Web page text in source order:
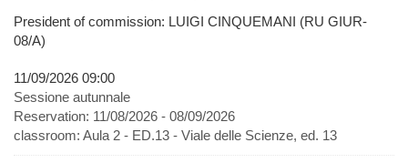
President of commission: LUIGI CINQUEMANI (RU GIUR-
08/A)
11/09/2026 09:00
Sessione autunnale
Reservation: 11/08/2026 - 08/09/2026
classroom: Aula 2 - ED.13 - Viale delle Scienze, ed. 13